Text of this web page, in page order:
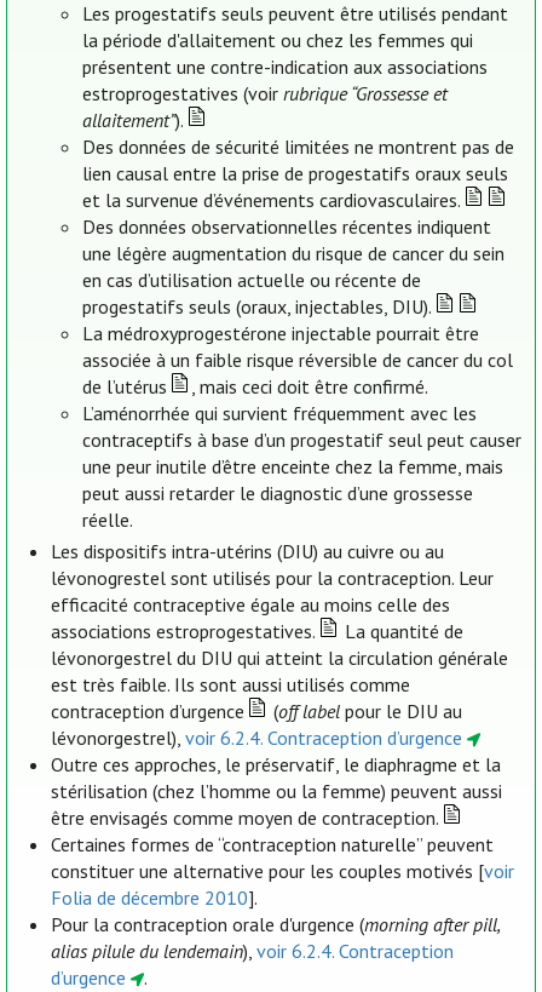
Les progestatifs seuls peuvent être utilisés pendant
la période d'allaitement ou chez les femmes qui
présentent une contre-indication aux associations
estroprogestatives (voirrubrique “Grossesse et
allaitement”).
Des données de sécurité limitées ne montrent pas de
lien causal entre la prise de progestatifs oraux seuls
et la survenue d’événements cardiovasculaires.
Des données observationnelles récentes indiquent
une légère augmentation du risque de cancer du sein
en cas d’utilisation actuelle ou récente de
progestatifs seuls (oraux, injectables, DIU).
La médroxyprogestérone injectable pourrait être
associée à un faible risque réversible de cancer du col
de l’utérus
, mais ceci doit être confirmé.
L’aménorrhée qui survient fréquemment avec les
contraceptifs à base d’un progestatif seul peut causer
une peur inutile d’être enceinte chez la femme, mais
peut aussi retarder le diagnostic d’une grossesse
réelle.
Les dispositifs intra-utérins (DIU) au cuivre ou au
lévonogrestel sont utilisés pour la contraception. Leur
efficacité contraceptive égale au moins celle des
associations estroprogestatives.
La quantité de
lévonorgestrel du DIU qui atteint la circulation générale
est très faible. Ils sont aussi utilisés comme
contraception d’urgence
(off labelpour le DIU au
lévonorgestrel),voir 6.2.4. Contraception d’urgence
Outre ces approches, le préservatif, le diaphragme et la
stérilisation (chez l’homme ou la femme) peuvent aussi
être envisagés comme moyen de contraception.
Certaines formes de “contraception naturelle” peuvent
constituer une alternative pour les couples motivés [voir
Folia de décembre 2010].
Pour la contraception orale d'urgence (morning after pill,
alias pilule du lendemain),voir 6.2.4. Contraception
d’urgence
.